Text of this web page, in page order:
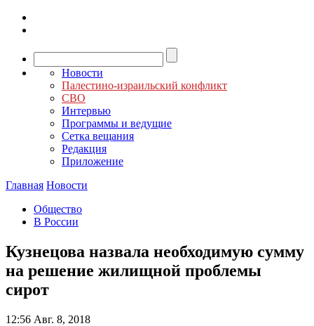
Новости
Палестино-израильский конфликт
СВО
Интервью
Программы и ведущие
Сетка вещания
Редакция
Приложение
Главная Новости
Общество
В России
Кузнецова назвала необходимую сумму
на решение жилищной проблемы
сирот
12:56 Авг. 8, 2018